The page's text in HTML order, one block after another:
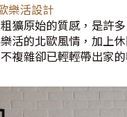
樂活設計
獷原始的質感，是許
活的北歐風情，加上
複雜卻已輕輕帶出家的